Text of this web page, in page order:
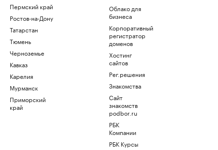
Пермский край
Ростов-на-Дону
Татарстан
Тюмень
Черноземье
Кавказ
Карелия
Мурманск
Приморский
край
Облако для
бизнеса
Корпоративный
регистратор
доменов
Хостинг
сайтов
Рег.решения
Знакомства
Сайт
знакомств
podbor.ru
РБК
Компании
РБК Курсы